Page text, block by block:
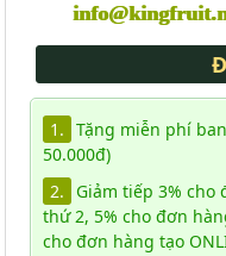
1. Tặng miễn phí
50.000đ)
2.
Giảm tiếp 3% cho
thứ 2, 5% cho đơn
cho đơn hàng tạo